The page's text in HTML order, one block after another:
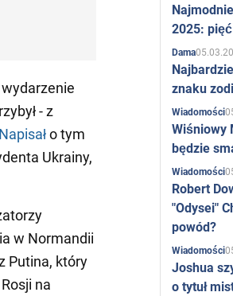
- z
Napisało tym
Ukrainy,
w Normandii
Putina, który
na
2025:
Dama
znaku
Wiadomości
Wiśniowy
będzie
Wiadomości
Robert
"Odysei"
powód?
Wiadomości
Joshua
o tytuł